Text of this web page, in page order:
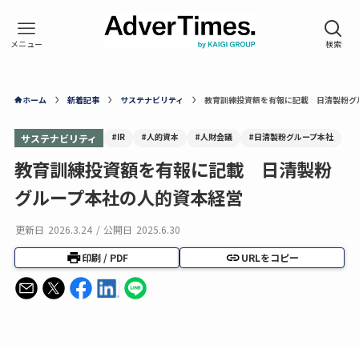
ホーム 新着記事 サステナビリティ 教育訓練投資額を有報に記載 日清製粉グ
サステナビリティ #IR #人的資本 #人財会議 #日清製粉グループ本社
教育訓練投資額を有報に記載 日清製粉
グループ本社の人的資本経営
更新日 2026.3.24 / 公開日 2025.6.30
印刷 / PDF URLをコピー